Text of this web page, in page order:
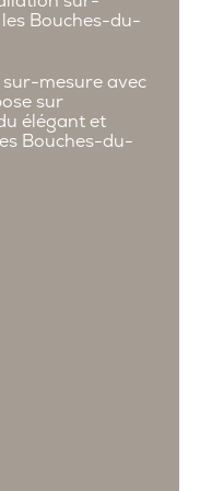
Bouches-du-
sur-mesure avec
sur
élégant et
Bouches-du-